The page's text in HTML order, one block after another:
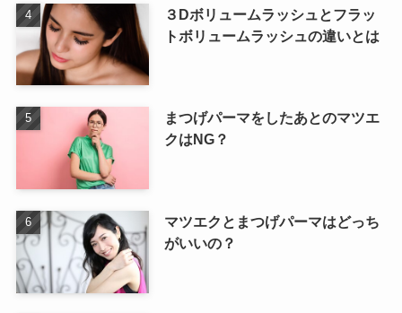
３Dボリュームラッシュとフラッ
トボリュームラッシュの違いとは
まつげパーマをしたあとのマツエ
クはNG？
マツエクとまつげパーマはどっち
がいいの？